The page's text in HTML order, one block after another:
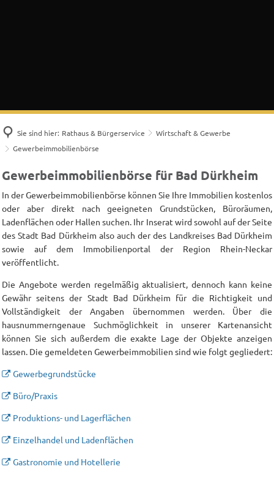
Sie sind hier: Rathaus & Bürgerservice
Wirtschaft & Gewerbe
Gewerbeimmobilienbörse
Gewerbeimmobilienbörse
Gewerbeimmobilienbörse für Bad Dürkheim
In der Gewerbeimmobilienbörse können Sie Ihre Immobilien kostenlos
oder aber direkt nach geeigneten Grundstücken, Büroräumen,
Ladenflächen oder Hallen suchen. Ihr Inserat wird sowohl auf der Seite
des Stadt Bad Dürkheim also auch der des Landkreises Bad Dürkheim
sowie auf dem Immobilienportal der Region Rhein-Neckar
veröffentlicht.
Die Angebote werden regelmäßig aktualisiert, dennoch kann keine
Gewähr seitens der Stadt Bad Dürkheim für die Richtigkeit und
Vollständigkeit der Angaben übernommen werden. Über die
hausnummerngenaue Suchmöglichkeit in unserer Kartenansicht
können Sie sich außerdem die exakte Lage der Objekte anzeigen
lassen. Die gemeldeten Gewerbeimmobilien sind wie folgt gegliedert:
Gewerbegrundstücke
Büro/Praxis
Produktions- und Lagerflächen
Einzelhandel und Ladenflächen
Gastronomie und Hotellerie